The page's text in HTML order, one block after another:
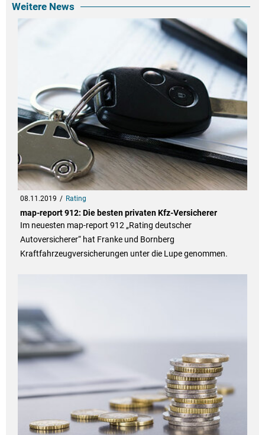
Weitere News
08.11.2019 Rating
map-report 912: Die besten privaten Kfz-Versicherer
Im neuesten map-report 912 „Rating deutscher
Autoversicherer“ hat Franke und Bornberg
Kraftfahrzeugversicherungen unter die Lupe genommen.